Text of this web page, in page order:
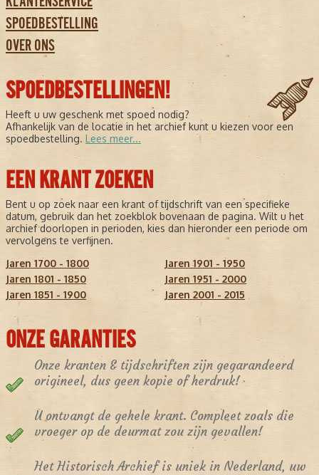
SPOEDBESTELLING
OVER ONS
SPOEDBESTELLINGEN!
Heeft u uw geschenk met spoed nodig?
Afhankelijk van de locatie in het archief kunt u kiezen voor een
spoedbestelling. Lees meer...
EEN KRANT ZOEKEN
Bent u op zoek naar een krant of tijdschrift van een specifieke
datum, gebruik dan het zoekblok bovenaan de pagina. Wilt u het
archief doorlopen in perioden, kies dan hieronder een periode om
vervolgens te verfijnen.
Jaren 1700 - 1800
Jaren 1801 - 1850
Jaren 1851 - 1900
Jaren 1901 - 1950
Jaren 1951 - 2000
Jaren 2001 - 2015
ONZE GARANTIES
Onze kranten & tijdschriften zijn gegarandeerd
origineel, dus geen kopie of herdruk!
U ontvangt de gehele krant. Compleet zoals die
vroeger op de deurmat zou zijn gevallen!
Het Historisch Archief is uniek in Nederland, uw